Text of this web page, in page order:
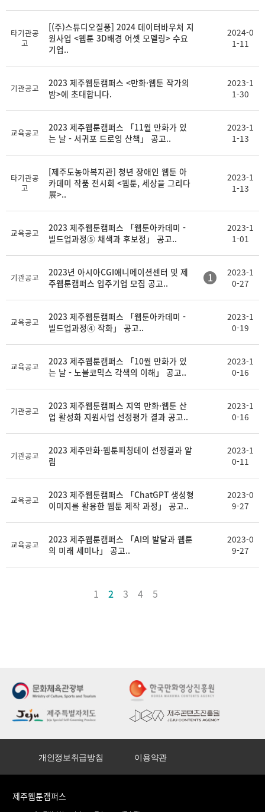
타기관공
고
[(주)스튜디오질풍] 2024 데이터바우처 지
원사업 <웹툰 3D배경 어셋 모델링> 수요
기업..
2024-0
1-11
기관공고
2023 제주웹툰캠퍼스 <만화·웹툰 작가의
밤>에 초대합니다.
2023-1
1-30
교육공고
2023 제주웹툰캠퍼스 「11월 만화가 있
는 날 - 서귀포 드로잉 산책」 공고..
2023-1
1-13
타기관공
고
[제주도농아복지관] 청년 장애인 웹툰 아
카데미 작품 전시회 <웹툰, 세상을 그리다
展>..
2023-1
1-13
교육공고
2023 제주웹툰캠퍼스 「웹툰아카데미 -
빌드업과정⑤ 채색과 후보정」 공고..
2023-1
1-01
기관공고
2023년 아시아CGI애니메이션센터 및 제
주웹툰캠퍼스 입주기업 모집 공고..
1
2023-1
0-27
교육공고
2023 제주웹툰캠퍼스 「웹툰아카데미 -
빌드업과정④ 작화」 공고..
2023-1
0-19
교육공고
2023 제주웹툰캠퍼스 「10월 만화가 있
는 날 - 노블코믹스 각색의 이해」 공고..
2023-1
0-16
기관공고
2023 제주웹툰캠퍼스 지역 만화·웹툰 산
업 활성화 지원사업 선정평가 결과 공고..
2023-1
0-16
기관공고
2023 제주만화·웹툰피칭데이 선정결과 알
림
2023-1
0-11
교육공고
2023 제주웹툰캠퍼스 「ChatGPT 생성형
이미지를 활용한 웹툰 제작 과정」 공고..
2023-0
9-27
교육공고
2023 제주웹툰캠퍼스 「AI의 발달과 웹툰
의 미래 세미나」 공고..
2023-0
9-27
1 2 3 4 5
개인정보취급방침 이용약관
제주웹툰캠퍼스